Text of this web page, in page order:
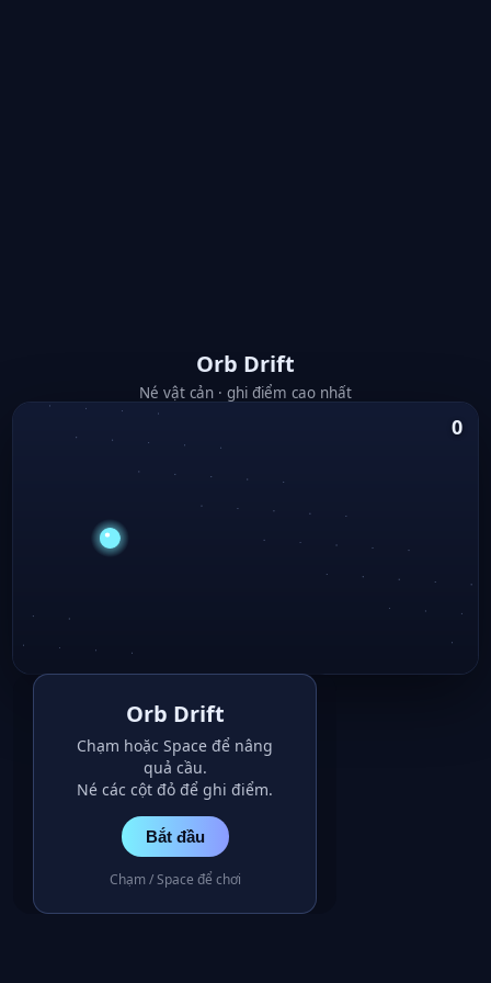
Orb Drift
Né vật cản · ghi điểm cao nhất
0
Orb Drift
Chạm hoặc Space để nâng
quả cầu.
Né các cột đỏ để ghi điểm.
Bắt đầu
Chạm / Space để chơi